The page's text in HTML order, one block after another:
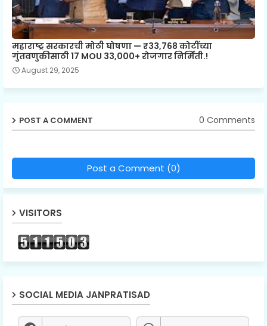
महाराष्ट्र सरकारची मोठी घोषणा — ₹33,768 कोटींच्या
गुंतवणुकीसाठी 17 MOU 33,000+ रोजगार निर्मिती.!
August 29, 2025
POST A COMMENT 0 Comments
Post a Comment (0)
VISITORS
SOCIAL MEDIA JANPRATISAD